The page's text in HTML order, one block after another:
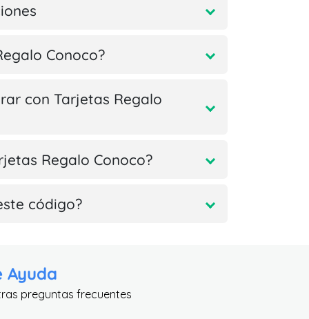
Conoco?
con Tarjetas Regalo
Regalo Conoco?
código?
Ayuda
preguntas frecuentes